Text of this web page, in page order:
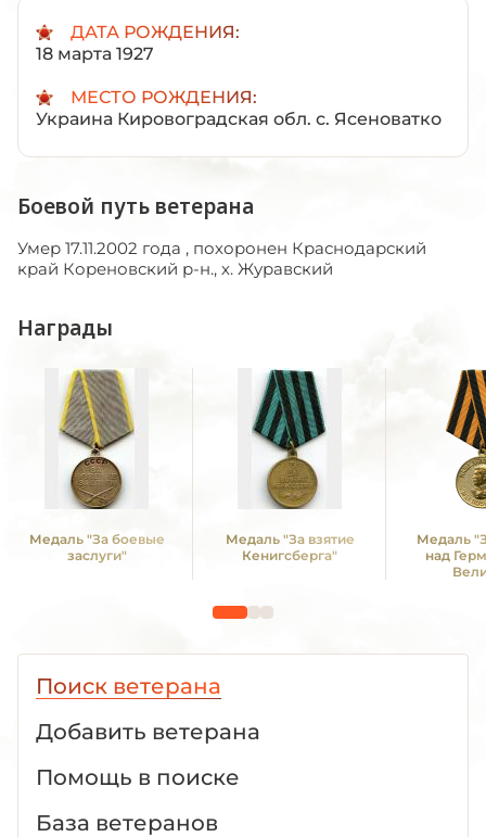
ДАТА РОЖДЕНИЯ:
18 марта 1927
МЕСТО РОЖДЕНИЯ:
Украина Кировоградская обл. с. Ясеноватко
Боевой путь ветерана
Умер 17.11.2002 года , похоронен Краснодарский
край Кореновский р-н., х. Журавский
Награды
Медаль "За боевые
заслуги"
Медаль "За взятие
Кенигсберга"
Медаль
над
Поиск ветерана
Добавить ветерана
Помощь в поиске
База ветеранов